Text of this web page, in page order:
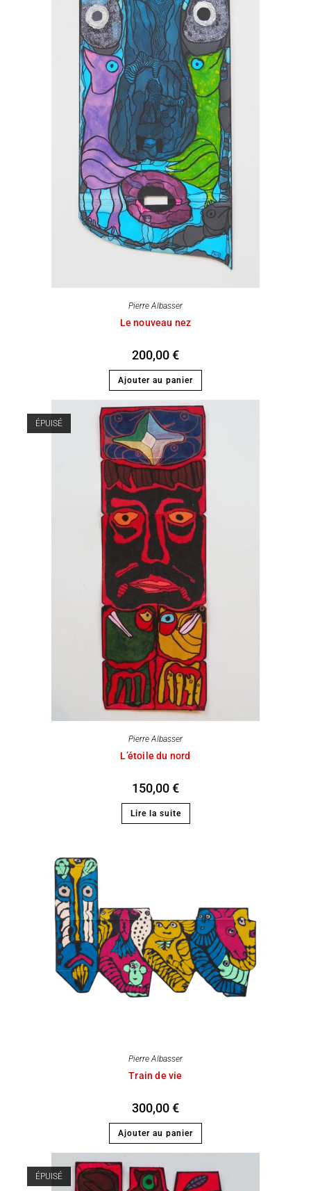
Pierre Albasser
Le nouveau nez
200,00€
Ajouter au panier
ÉPUISÉ
Pierre Albasser
L’étoile du nord
150,00€
Lire la suite
Pierre Albasser
Train de vie
300,00€
Ajouter au panier
ÉPUISÉ